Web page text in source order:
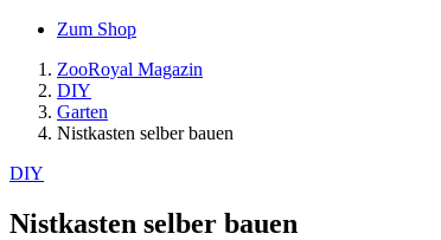
Zum Shop
ZooRoyal Magazin
DIY
Garten
Nistkasten selber bauen
DIY
Nistkasten selber bauen